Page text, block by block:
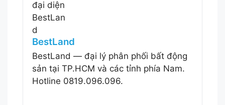
BestLand
BestLand — đại lý phân phối bất động
sản tại TP.HCM và các tỉnh phía Nam.
Hotline 0819.096.096.